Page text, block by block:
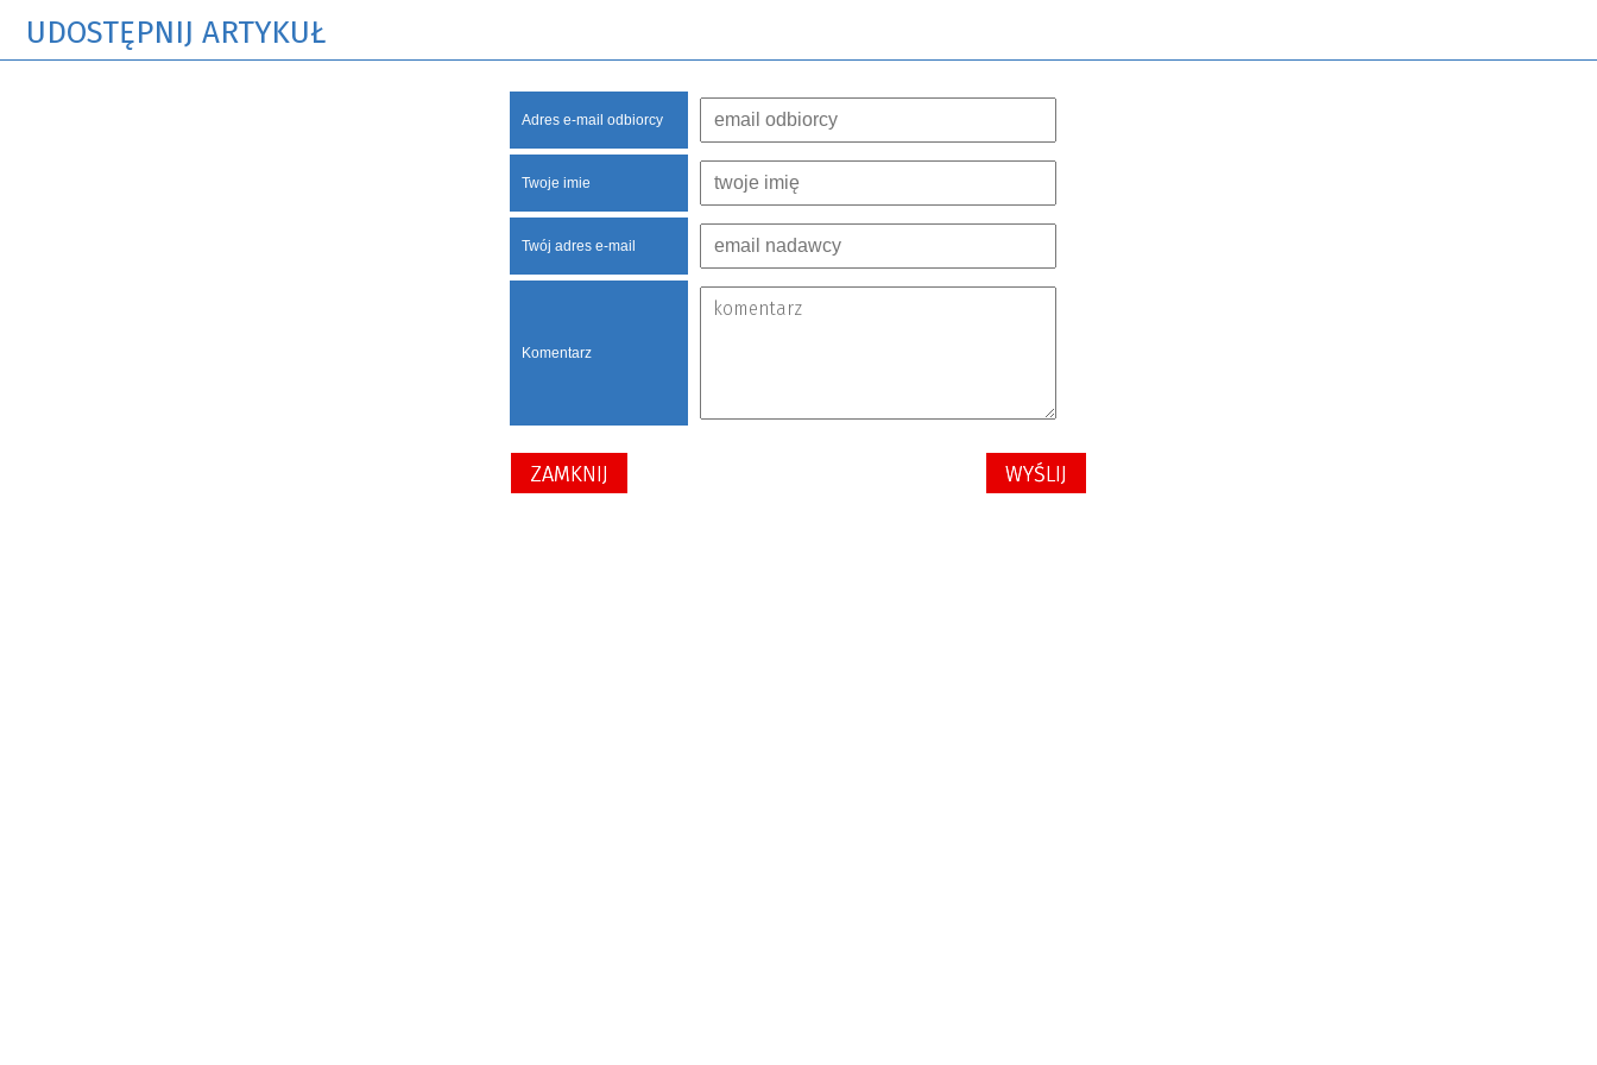
UDOSTĘPNIJ ARTYKUŁ
Adres e-mail odbiorcy
Twoje imie
Twój adres e-mail
Komentarz